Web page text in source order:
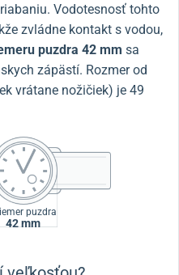
Vodotesnosť tohto
zvládne kontakt s vodou,
puzdra 42 mm sa
zápästí. Rozmer od
vrátane nožičiek) je 49
puzdra
42 mm